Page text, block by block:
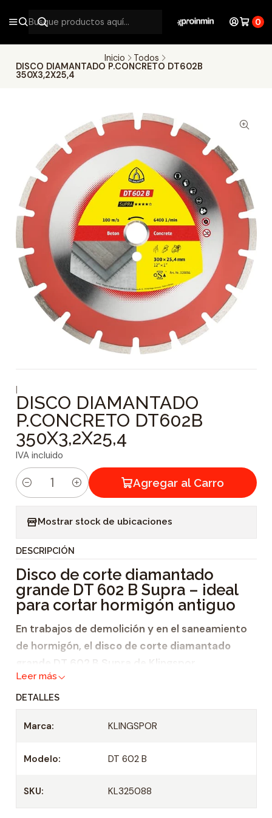
0
Inicio
Todos
DISCO DIAMANTADO P.CONCRETO DT602B
350X3,2X25,4
|
DISCO DIAMANTADO
P.CONCRETO DT602B
350X3,2X25,4
IVA incluido
C
i
d
a
d
Agregar al Carro
Mostrar stock de ubicaciones
DESCRIPCIÓN
Disco de corte diamantado
grande DT 602 B Supra – ideal
para cortar hormigón antiguo
En trabajos de demolición y en el saneamiento
de hormigón, el disco de corte diamantado
grande
DT 602 B Supra de Klingspor
proporciona unos resultados óptimos. El disco
de corte de la línea de productos Supra es
armadura media y convence por su
buen comportamiento de corte,
buena agresividad.
Leer más
DETALLES
Marca: KLINGSPOR
Modelo: DT 602 B
SKU: KL325088